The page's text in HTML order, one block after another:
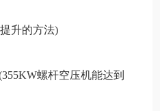
升的方法)
螺杆空压机能达到